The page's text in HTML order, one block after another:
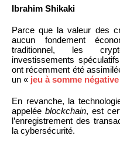
Ibrahim Shikaki
Parce que la valeur des
aucun fondement
traditionnel, les
investissements
ont récemment été
un « jeu à somme négative
En revanche, la
appelée blockchain, est
l’enregistrement des
la cybersécurité.